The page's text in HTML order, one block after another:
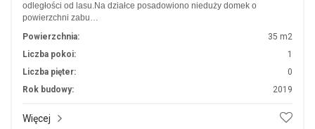
odległości od lasu.Na działce posadowiono nieduży domek o
powierzchni zabu…
Powierzchnia:
35 m2
Liczba pokoi:
1
Liczba pięter:
0
Rok budowy:
2019
Więcej